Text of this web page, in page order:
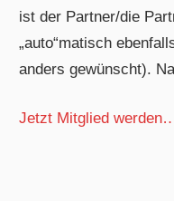
ist der Partner/die
„auto“matisch
anders gewünscht).
Jetzt Mitglied